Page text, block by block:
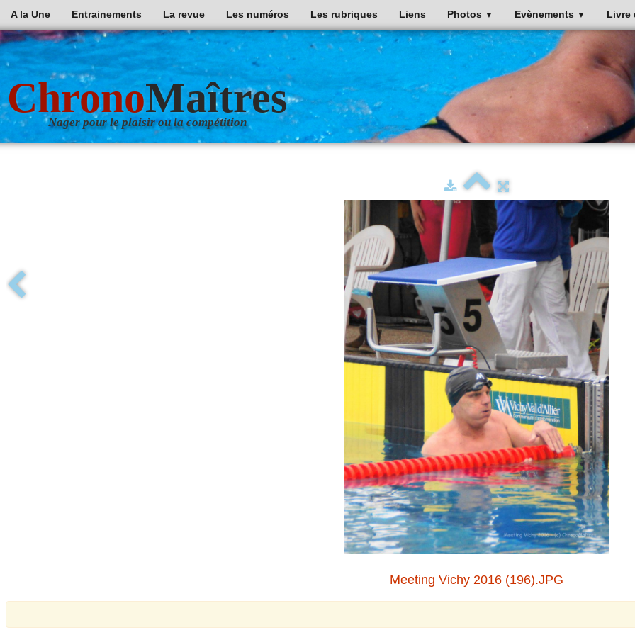
A la Une Entrainements La revue Les numéros Les rubriques Liens Photos ▼ Evènements ▼ Livre
ChronoMaîtres
Nager pour le plaisir ou la compétition
Meeting Vichy 2016 (196).JPG